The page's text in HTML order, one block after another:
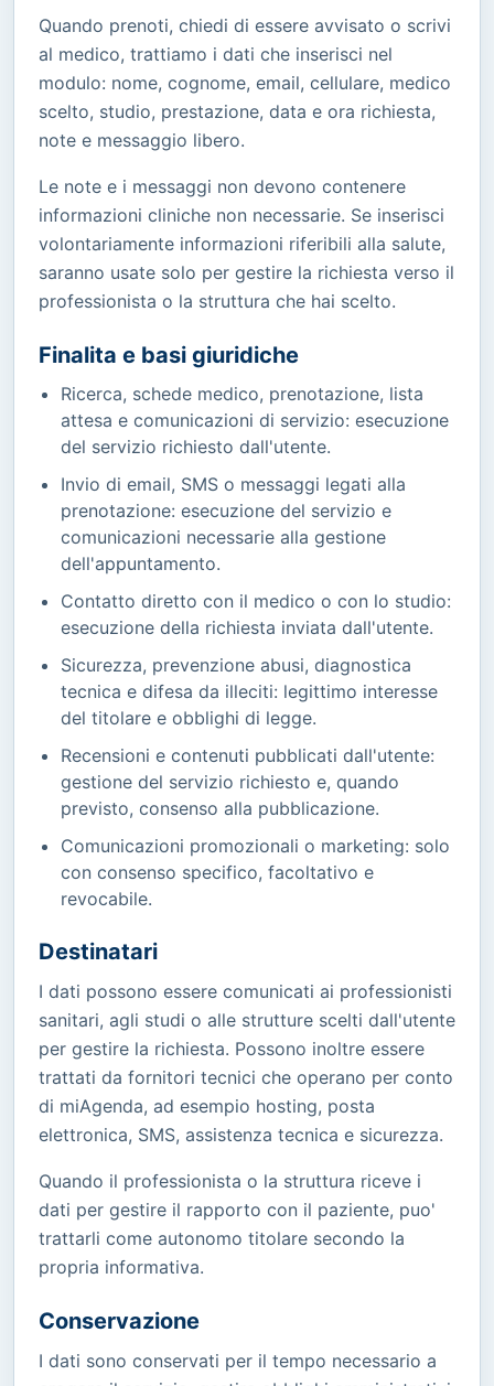
Quando prenoti, chiedi di essere avvisato o scrivi
al medico, trattiamo i dati che inserisci nel
modulo: nome, cognome, email, cellulare, medico
scelto, studio, prestazione, data e ora richiesta,
note e messaggio libero.
Le note e i messaggi non devono contenere
informazioni cliniche non necessarie. Se inserisci
volontariamente informazioni riferibili alla salute,
saranno usate solo per gestire la richiesta verso il
professionista o la struttura che hai scelto.
Finalita e basi giuridiche
Ricerca, schede medico, prenotazione, lista
attesa e comunicazioni di servizio: esecuzione
del servizio richiesto dall'utente.
Invio di email, SMS o messaggi legati alla
prenotazione: esecuzione del servizio e
comunicazioni necessarie alla gestione
dell'appuntamento.
Contatto diretto con il medico o con lo studio:
esecuzione della richiesta inviata dall'utente.
Sicurezza, prevenzione abusi, diagnostica
tecnica e difesa da illeciti: legittimo interesse
del titolare e obblighi di legge.
Recensioni e contenuti pubblicati dall'utente:
gestione del servizio richiesto e, quando
previsto, consenso alla pubblicazione.
Comunicazioni promozionali o marketing: solo
con consenso specifico, facoltativo e
revocabile.
Destinatari
I dati possono essere comunicati ai professionisti
sanitari, agli studi o alle strutture scelti dall'utente
per gestire la richiesta. Possono inoltre essere
trattati da fornitori tecnici che operano per conto
di miAgenda, ad esempio hosting, posta
elettronica, SMS, assistenza tecnica e sicurezza.
Quando il professionista o la struttura riceve i
dati per gestire il rapporto con il paziente, puo'
trattarli come autonomo titolare secondo la
propria informativa.
Conservazione
I dati sono conservati per il tempo necessario a